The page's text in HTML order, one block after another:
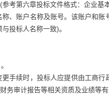
考第六章投标文件格式：企业基
、账户名称及账号。该账户和账
投标人名称一致)。
手续时，投标人应提供由工商行
务审计报告等相关资质及业绩等有